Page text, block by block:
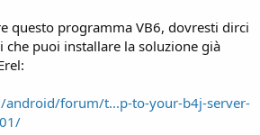
questo programma VB6, dovresti dirci
puoi installare la soluzione già
forum/t...p-to-your-b4j-server-